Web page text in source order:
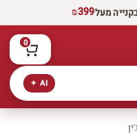
מעל₪399
AI ✦
0